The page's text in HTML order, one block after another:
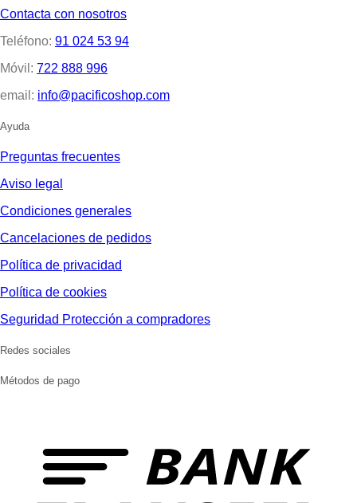
Contacta con nosotros
Teléfono: 91 024 53 94
Móvil: 722 888 996
email: info@pacificoshop.com
Ayuda
Preguntas frecuentes
Aviso legal
Condiciones generales
Cancelaciones de pedidos
Política de privacidad
Política de cookies
Seguridad Protección a compradores
Redes sociales
Métodos de pago